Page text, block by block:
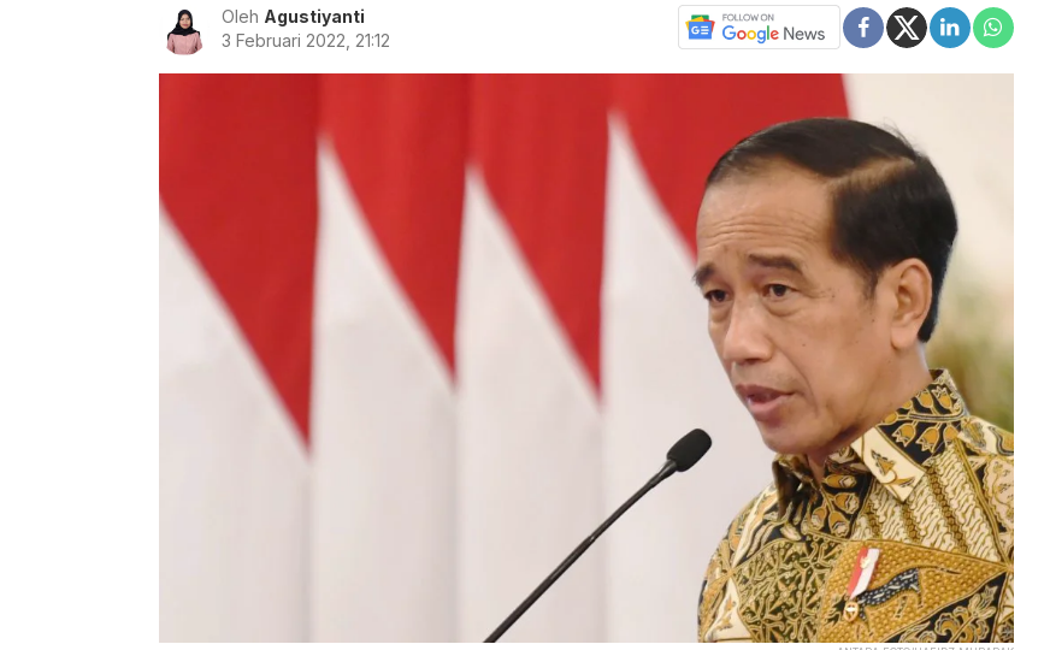
Oleh Agustiyanti
3 Februari 2022, 21:12